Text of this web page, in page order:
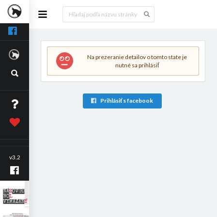
v3.2
Na prezeranie detailov o tomto state je
nutné sa prihlásiť
Prihlásiť s facebook